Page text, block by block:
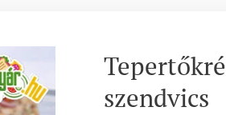
szendvics